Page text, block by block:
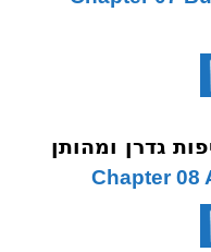
Chapter 08